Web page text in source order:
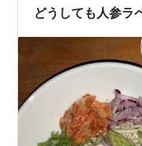
た。 メインは、ラム
どうしても人参ラ